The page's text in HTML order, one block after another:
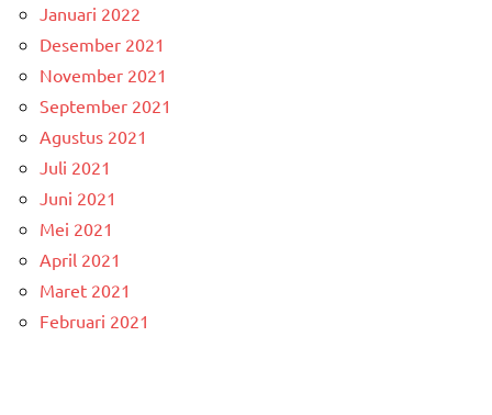
Januari 2022
Desember 2021
November 2021
September 2021
Agustus 2021
Juli 2021
Juni 2021
Mei 2021
April 2021
Maret 2021
Februari 2021